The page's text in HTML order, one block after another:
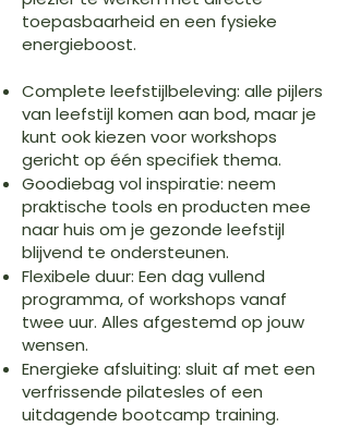
toepasbaarheid en een fysieke
energieboost.
Complete leefstijlbeleving: alle pijlers
van leefstijl komen aan bod, maar je
kunt ook kiezen voor workshops
gericht op één specifiek thema.
Goodiebag vol inspiratie: neem
praktische tools en producten mee
naar huis om je gezonde leefstijl
blijvend te ondersteunen.
Flexibele duur: Een dag vullend
programma, of workshops vanaf
twee uur. Alles afgestemd op jouw
wensen.
Energieke afsluiting: sluit af met een
verfrissende pilatesles of een
uitdagende bootcamp training.